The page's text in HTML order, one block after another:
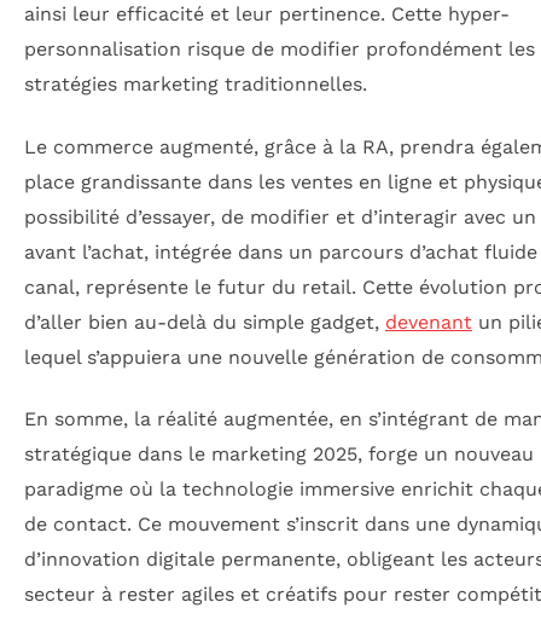
ainsi leur efficacité et leur pertinence. Cette hyper-
personnalisation risque de modifier profondément les
stratégies marketing traditionnelles.
Le commerce augmenté, grâce à la RA, prendra
place grandissante dans les ventes en ligne et
possibilité d’essayer, de modifier et d’interagir avec
avant l’achat, intégrée dans un parcours d’achat
canal, représente le futur du retail. Cette évolution
d’aller bien au-delà du simple gadget, devenant un
lequel s’appuiera une nouvelle génération de
En somme, la réalité augmentée, en s’intégrant de
stratégique dans le marketing 2025, forge un nouveau
paradigme où la technologie immersive enrichit
de contact. Ce mouvement s’inscrit dans une
d’innovation digitale permanente, obligeant les
secteur à rester agiles et créatifs pour rester